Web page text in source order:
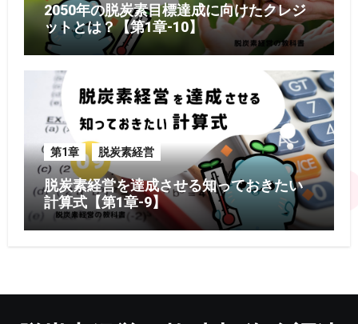
2050年の脱炭素目標達成に向けたクレジ
ットとは？【第1章-10】
第1章 脱炭素経営
脱炭素経営を達成させる知っておきたい
計算式【第1章-9】